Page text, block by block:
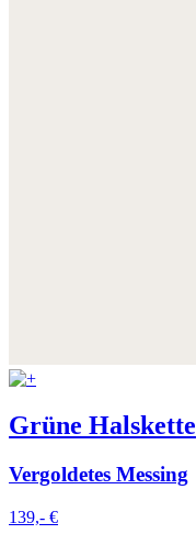
Grüne Halskette
Vergoldetes Messing
139,- €